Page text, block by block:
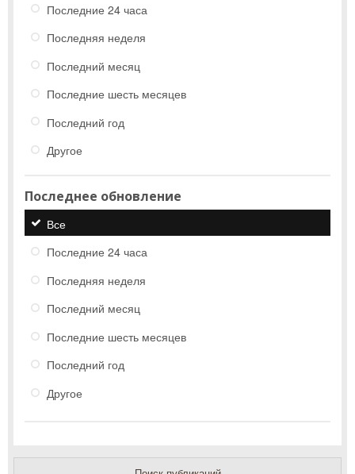
Последние 24 часа
Последняя неделя
Последний месяц
Последние шесть месяцев
Последний год
Другое
Последнее обновление
Все
Последние 24 часа
Последняя неделя
Последний месяц
Последние шесть месяцев
Последний год
Другое